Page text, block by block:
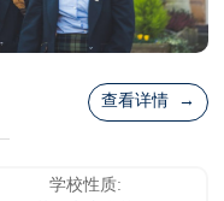
查看详情 →
学校性质: